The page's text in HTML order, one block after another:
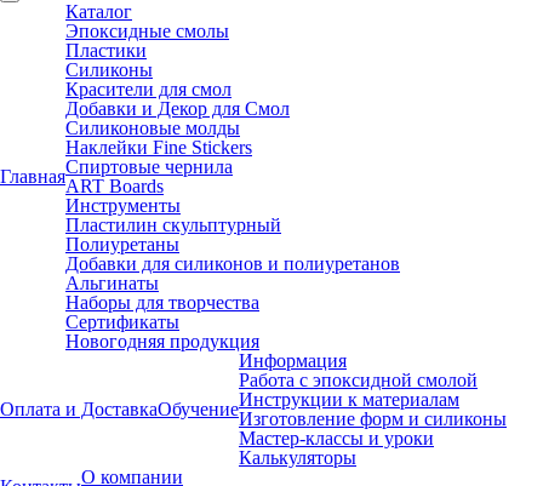
Главная
Каталог
Эпоксидные смолы
Пластики
Силиконы
Красители для смол
Добавки и Декор для Смол
Силиконовые молды
Наклейки Fine Stickers
Спиртовые чернила
ART Boards
Инструменты
Пластилин скульптурный
Полиуретаны
Добавки для силиконов и полиуретанов
Альгинаты
Наборы для творчества
Сертификаты
Новогодняя продукция
Оплата и ДоставкаОбучение
Информация
Работа с эпоксидной смолой
Инструкции к материалам
Изготовление форм и силиконы
Мастер-классы и уроки
Калькуляторы
О компании